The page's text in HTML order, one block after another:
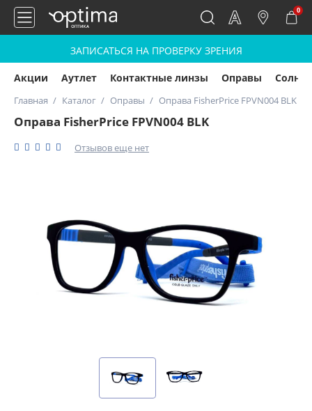
0
ЗАПИСАТЬСЯ НА ПРОВЕРКУ ЗРЕНИЯ
Акции Аутлет Контактные линзы Оправы
Главная Каталог Оправы Оправа FisherPrice FPVN004 BLK
Оправа FisherPrice FPVN004 BLK
Отзывов еще нет